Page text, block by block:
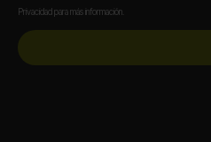
Privacidad para más información.